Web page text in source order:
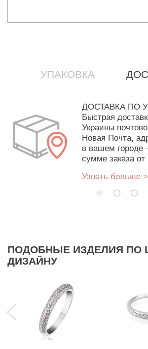
УПАКОВКА
ДОСТАВКА ПО
Быстрая
Украины
Новая Почта,
в вашем городе
сумме заказа от
Узнать больше
ПОДОБНЫЕ ИЗДЕЛИЯ ПО
ДИЗАЙНУ